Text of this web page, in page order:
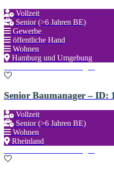
Vollzeit
Senior (>6 Jahren BE)
Gewerbe
öffentliche Hand
Wohnen
Hamburg und Umgebung
Senior Baumanager – ID:
Vollzeit
Senior (>6 Jahren BE)
Wohnen
Rheinland